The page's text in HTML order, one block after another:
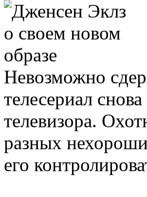
Невозможно
телесериал
телевизора.
разных
его